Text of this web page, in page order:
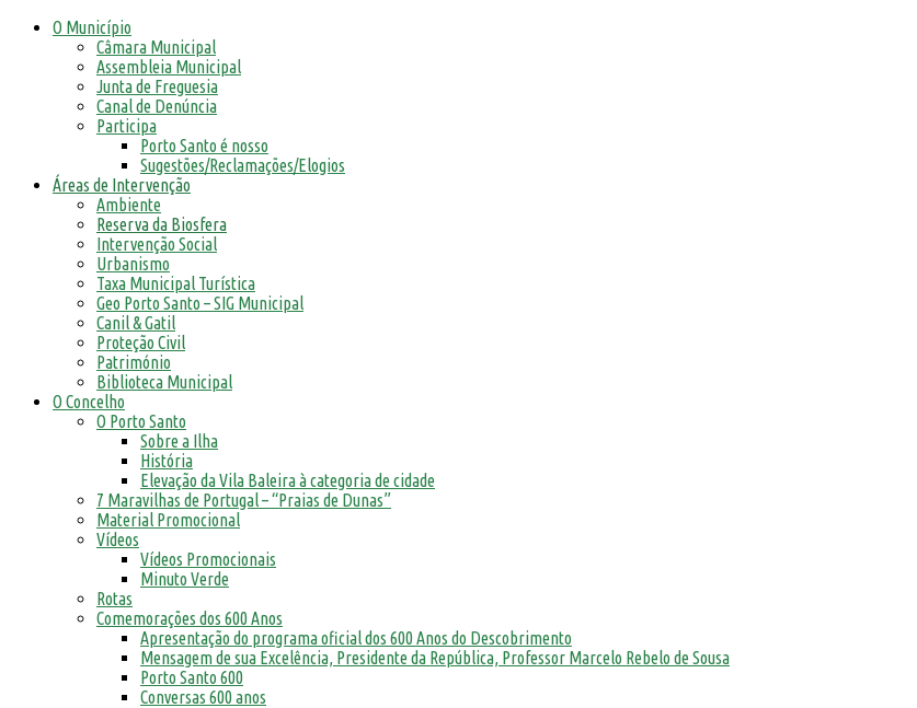
O Município
Câmara Municipal
Assembleia Municipal
Junta de Freguesia
Canal de Denúncia
Participa
Porto Santo é nosso
Sugestões/Reclamações/Elogios
Áreas de Intervenção
Ambiente
Reserva da Biosfera
Intervenção Social
Urbanismo
Taxa Municipal Turística
Geo Porto Santo – SIG Municipal
Canil & Gatil
Proteção Civil
Património
Biblioteca Municipal
O Concelho
O Porto Santo
Sobre a Ilha
História
Elevação da Vila Baleira à categoria de cidade
7 Maravilhas de Portugal – “Praias de Dunas”
Material Promocional
Vídeos
Vídeos Promocionais
Minuto Verde
Rotas
Comemorações dos 600 Anos
Apresentação do programa oficial dos 600 Anos do Descobrimento
Mensagem de sua Excelência, Presidente da República, Professor Marcelo Rebelo de Sousa
Porto Santo 600
Conversas 600 anos